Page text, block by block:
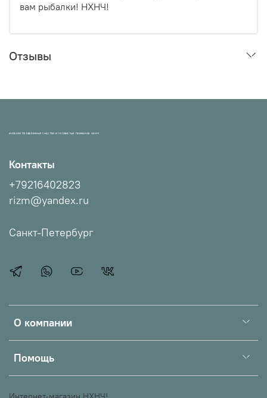
вам рыбалки! НХНЧ!
Отзывы
МАГАЗИН ПРОВЕРЕННЫХ СНАСТЕЙ И УЛОВИСТЫХ ПРИМАНОК НХНЧ!
О компании
Помощь
Контакты
+79216402823
rizm@yandex.ru
Санкт-Петербург